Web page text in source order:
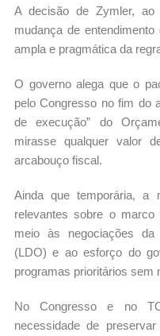
A decisão de Zymler,
mudança de
ampla e pragmática da
O governo alega que o
pelo Congresso no fim do
de execução” do
mirasse qualquer valor
arcabouço fiscal.
Ainda que temporária, a
relevantes sobre o
meio às negociações da
(LDO) e ao esforço do
programas prioritários sem
No Congresso e no
necessidade de